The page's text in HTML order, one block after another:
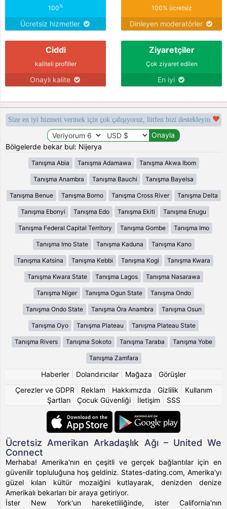
100%
Ücretsiz hizmetler
100% ücretsiz
Dinleyen moderatörler
Ciddi
kaliteli profiller
Onaylı kalite
Ziyaretçiler
Çok ziyaret edilen
En iyi
Size en iyi hizmeti vermek için çok çalışıyoruz, lütfen bizi destekleyin
Bölgelerde bekar bul: Nijerya
Tanışma Abia Tanışma Adamawa Tanışma Akwa Ibom
Tanışma Anambra Tanışma Bauchi Tanışma Bayelsa
Tanışma Benue Tanışma Borno Tanışma Cross River Tanışma Delta
Tanışma Ebonyi Tanışma Edo Tanışma Ekiti Tanışma Enugu
Tanışma Federal Capital Territory Tanışma Gombe Tanışma Imo
Tanışma Imo State Tanışma Kaduna Tanışma Kano
Tanışma Katsina Tanışma Kebbi Tanışma Kogi Tanışma Kwara
Tanışma Kwara State Tanışma Lagos Tanışma Nasarawa
Tanışma Niger Tanışma Ogun State Tanışma Ondo
Tanışma Ondo State Tanışma Ȯra Anambra Tanışma Osun
Tanışma Oyo Tanışma Plateau Tanışma Plateau State
Tanışma Rivers Tanışma Sokoto Tanışma Taraba Tanışma Yobe
Tanışma Zamfara
Haberler Dolandırıcılar Mağaza
Görüşler
Çerezler ve GDPR
Reklam Hakkımızda Gizlilik
Kullanım
Şartları| Çocuk Güvenliği| İletişim SSS
Ücretsiz Amerikan Arkadaşlık Ağı – United We
Connect
Merhaba! Amerika'nın en çeşitli ve gerçek bağlantılar için en
güvenilir topluluğuna hoş geldiniz. States-dating.com, Amerika'yı
güzel kılan kültür mozaiğini kutlayarak, denizden denize
Amerikalı bekarları bir araya getiriyor.
İster New York'un hareketliliğinde, ister California'nın